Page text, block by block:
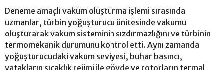
Deneme amaçlı vakum oluşturma işlemi sırasında
uzmanlar, türbin yoğuşturucu ünitesinde vakumu
oluşturarak vakum sisteminin sızdırmazlığını ve türbinin
termomekanik durumunu kontrol etti. Aynı zamanda
yoğuşturucudaki vakum seviyesi, buhar basıncı,
yatakların sıcaklık rejimi ile gövde ve rotorların termal